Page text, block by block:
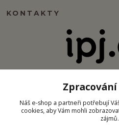
KONTAKTY
Náš e-shop a partneři potřebují
cookies, aby Vám mohli
zájmů.